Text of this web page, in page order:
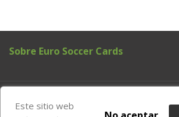
Sobre Euro Soccer Cards
Su cuenta
Este sitio web